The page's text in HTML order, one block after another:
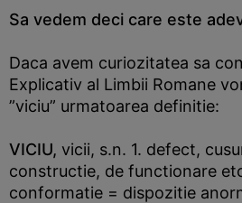
Sa vedem deci care este
Daca avem curiozitatea sa
Explicativ al Limbii Romane
”viciu” urmatoarea definitie:
VICIU, vicii, s.n. 1. defect,
constructie, de functionare
conformatie = dispozitie